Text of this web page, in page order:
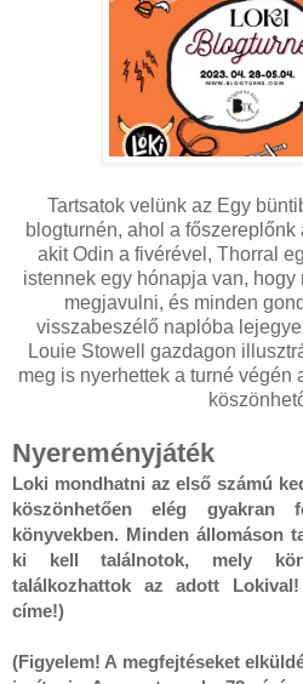
Tartsatok velünk az Egy
blogturnén, ahol a főszereplőnk
akit Odin a fivérével, Thorral
istennek egy hónapja van,
megjavulni, és minden
visszabeszélő naplóba
Louie Stowell gazdagon
meg is nyerhettek a turné végén
Nyereményjáték
Loki mondhatni az első számú
köszönhetően elég gyakran
könyvekben. Minden állomáson
ki kell találnotok, mely
találkozhattok az adott
címe!)
(Figyelem! A megfejtéseket